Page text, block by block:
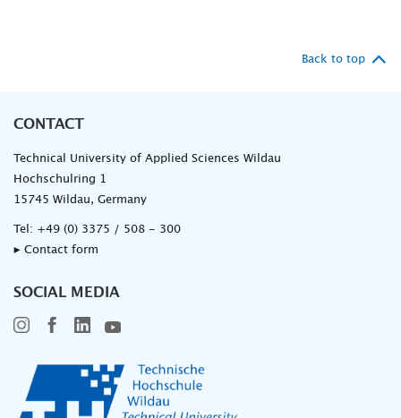
Back to top
CONTACT
Technical University of Applied Sciences Wildau
Hochschulring 1
15745 Wildau, Germany
Tel: +49 (0) 3375 / 508 - 300
▸ Contact form
SOCIAL MEDIA